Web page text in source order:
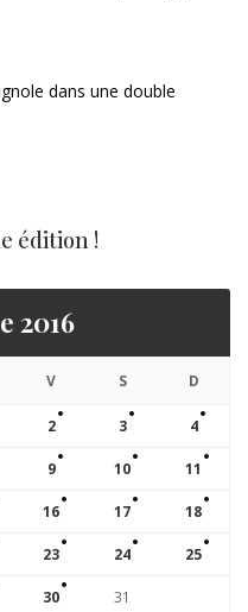
dans une double
édition !
2016
V S D
2 3 4
9 10 11
16 17 18
23 24 25
30 31